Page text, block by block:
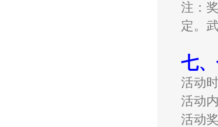
注：
定。
七、
活动
活动
活动